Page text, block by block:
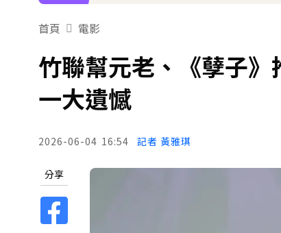
首頁 電影
竹聯幫元老、《孽子
一大遺憾
2026-06-04 16:54 記者 黃雅琪
分享